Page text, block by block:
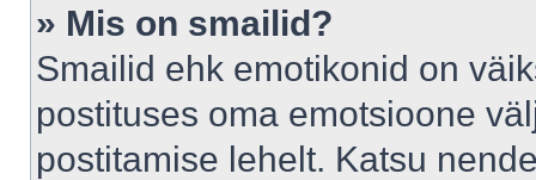
» Mis on smailid?
Smailid ehk emotikonid on
postituses oma emotsioone
postitamise lehelt. Katsu